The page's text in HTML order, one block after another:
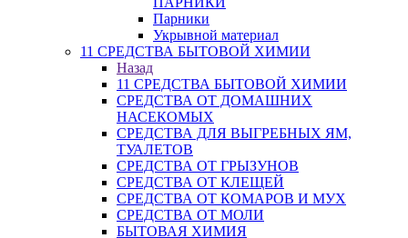
Парники
Укрывной материал
11 СРЕДСТВА БЫТОВОЙ ХИМИИ
Назад
11 СРЕДСТВА БЫТОВОЙ ХИМИИ
СРЕДСТВА ОТ ДОМАШНИХ
НАСЕКОМЫХ
СРЕДСТВА ДЛЯ ВЫГРЕБНЫХ ЯМ,
ТУАЛЕТОВ
СРЕДСТВА ОТ ГРЫЗУНОВ
СРЕДСТВА ОТ КЛЕЩЕЙ
СРЕДСТВА ОТ КОМАРОВ И МУХ
СРЕДСТВА ОТ МОЛИ
БЫТОВАЯ ХИМИЯ